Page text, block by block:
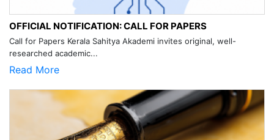
OFFICIAL NOTIFICATION: CALL FOR PAPERS
Call for Papers Kerala Sahitya Akademi invites original, well-
researched academic...
Read More